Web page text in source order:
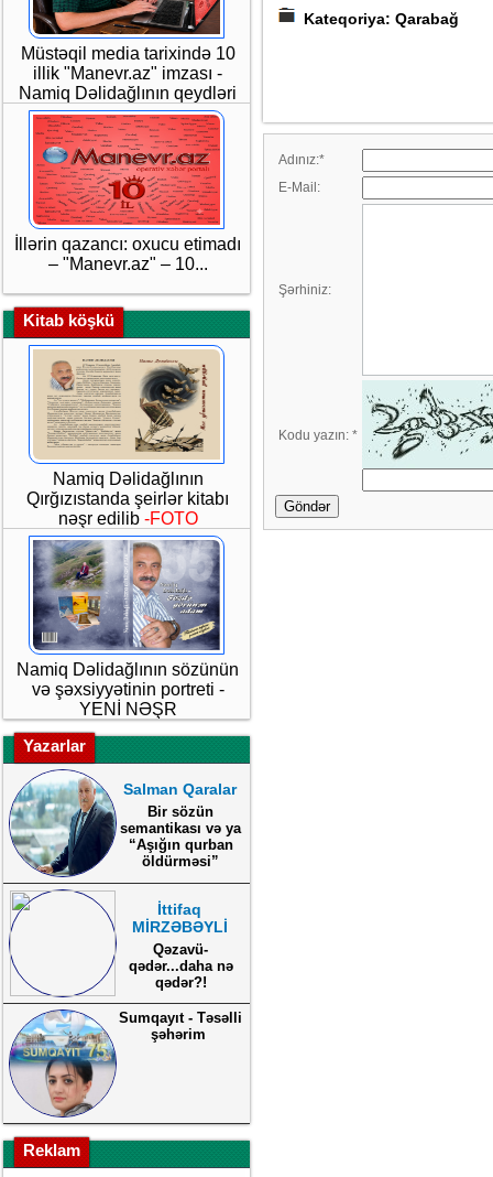
Müstəqil media tarixində 10
illik "Manevr.az" imzası -
Namiq Dəlidağlının qeydləri
İllərin qazancı: oxucu etimadı
– "Manevr.az" – 10...
Kitab köşkü
Namiq Dəlidağlının
Qırğızıstanda şeirlər kitabı
nəşr edilib -FOTO
Namiq Dəlidağlının sözünün
və şəxsiyyətinin portreti -
YENİ NƏŞR
Yazarlar
Salman Qaralar
Bir sözün
semantikası və ya
“Aşığın qurban
öldürməsi”
İttifaq
MİRZƏBƏYLİ
Qəzavü-
qədər...daha nə
qədər?!
Sumqayıt - Təsəlli
şəhərim
Reklam
Kateqoriya: Qarabağ
Adınız:*
E-Mail:
Şərhiniz:
Kodu yazın: *
Göndər